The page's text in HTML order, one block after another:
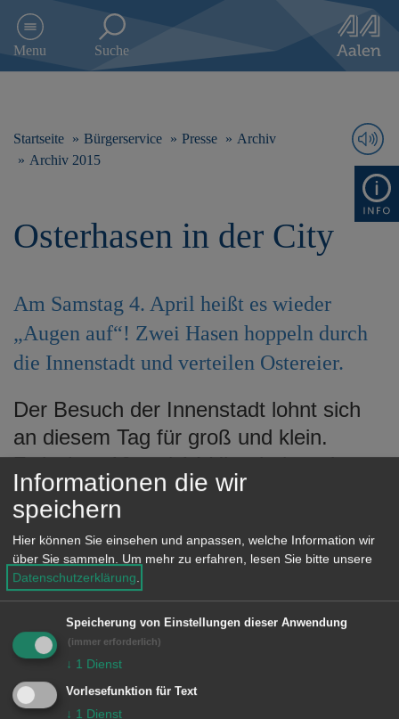
e
Menu Suche
Startseite Bürgerservice Presse
Archiv
Archiv 2015
Osterhasen in der City
Am Samstag 4. April heißt es wieder
„Augen auf“! Zwei Hasen hoppeln durch
die Innenstadt und verteilen Ostereier.
Der Besuch der Innenstadt lohnt sich
an diesem Tag für groß und klein.
Zwischen 10 und 14 Uhr sind zwei
Hasen in der Innenstadt und den
Geschäften unterwegs und
verschenken buntbemalte Hühnereier,
oder leckere Überraschungseier. Mit
etwas Glück treffen auch Sie die Hasen
in der City.
© Stadt Aalen, 27.03.2015
Informationen die wir
speichern
Hier können Sie einsehen und anpassen, welche Information wir
über Sie sammeln. Um mehr zu erfahren, lesen Sie bitte unsere
Datenschutzerklärung.
Speicherung von Einstellungen dieser Anwendung
(immer erforderlich)
↓ 1 Dienst
Vorlesefunktion für Text
↓ 1 Dienst